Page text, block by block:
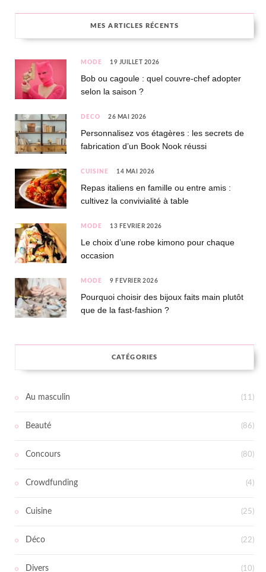
MES ARTICLES RÉCENTS
MODE 19 JUILLET 2026
Bob ou cagoule : quel couvre-chef adopter
selon la saison ?
DÉCO 26 MAI 2026
Personnalisez vos étagères : les secrets de
fabrication d’un Book Nook réussi
CUISINE 14 MAI 2026
Repas italiens en famille ou entre amis :
cultivez la convivialité à table
MODE 13 FÉVRIER 2026
Le choix d’une robe kimono pour chaque
occasion
MODE 9 FÉVRIER 2026
Pourquoi choisir des bijoux faits main plutôt
que de la fast-fashion ?
CATÉGORIES
Au masculin (11)
Beauté (86)
Concours (80)
Crowdfunding (4)
Cuisine (25)
Déco (22)
Divers (10)